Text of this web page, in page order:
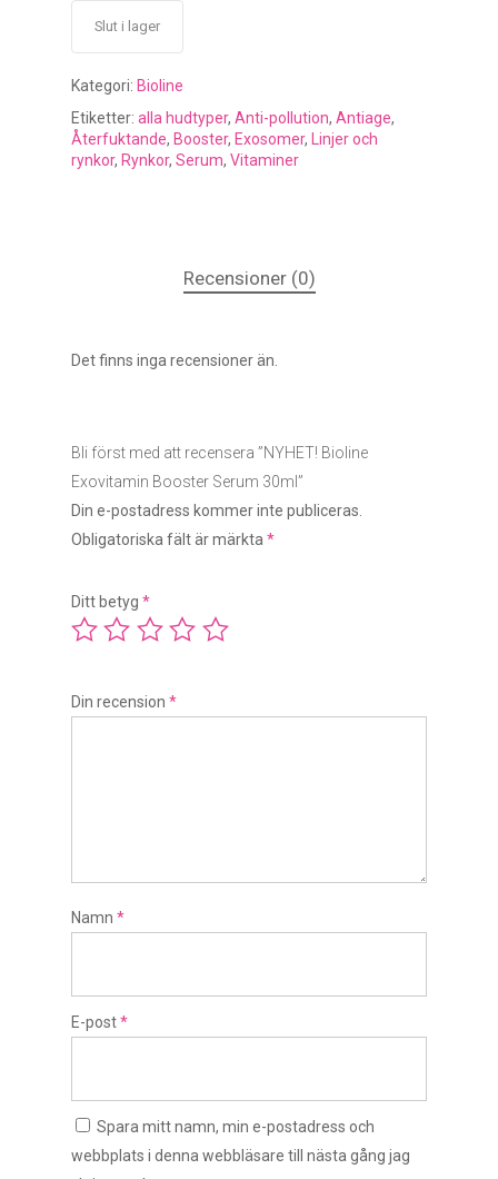
Slut i lager
Kategori: Bioline
Etiketter: alla hudtyper, Anti-pollution, Antiage,
Återfuktande, Booster, Exosomer,
Linjer och
rynkor, Rynkor, Serum, Vitaminer
Recensioner (0)
Det finns inga recensioner än.
Bli först med att recensera ”NYHET! Bioline
Exovitamin Booster Serum 30ml”
Din e-postadress kommer inte publiceras.
Obligatoriska fält är märkta *
Ditt betyg *
Din recension *
Namn *
E-post*
Spara mitt namn, min e-postadress och
webbplats i denna webbläsare till nästa gång jag